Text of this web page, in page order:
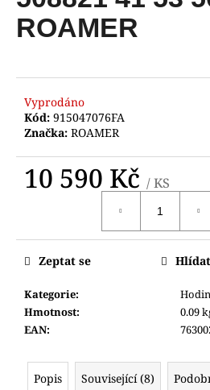
0,0
ROAMER
Vyprodáno
Kód: 915047076FA
Značka: ROAMER
10 590 Kč / KS
Kategorie:
Hmotnost:
0.09
EAN:
Zeptat se Hlídat
Popis Související (8)
a
j
t
?
HLEDAT
D
p
o